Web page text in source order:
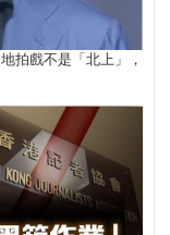
拍戲不是「北上」，